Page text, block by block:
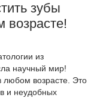
зубы
из
научный мир!
любом возрасте. Это
и неудобных